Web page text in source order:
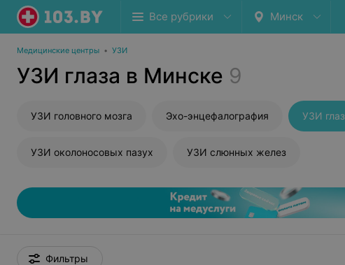
Все рубрики Минск
Медицинские центры • УЗИ
УЗИ глаза в Минске 9
УЗИ головного мозга Эхо-энцефалография УЗИ глаз
УЗИ околоносовых пазух УЗИ слюнных желез
Фильтры